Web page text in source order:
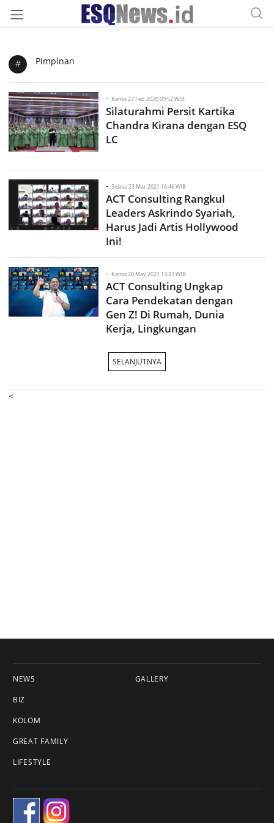
# Pimpinan
- Kamis 27 Feb 2020 09:52 WIB
Silaturahmi Persit Kartika
Chandra Kirana dengan ESQ
LC
- Selasa 23 Mar 2021 16:46 WIB
ACT Consulting Rangkul
Leaders Askrindo Syariah,
Harus Jadi Artis Hollywood
Ini!
- Kamis 20 May 2021 13:33 WIB
ACT Consulting Ungkap
Cara Pendekatan dengan
Gen Z! Di Rumah, Dunia
Kerja, Lingkungan
SELANJUTNYA
<
NEWS
BIZ
KOLOM
GREAT FAMILY
LIFESTYLE
GALLERY